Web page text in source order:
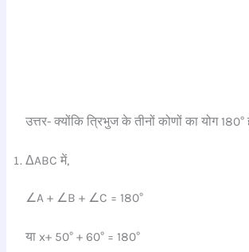
उत्तर- क्योंकि त्रिभुज के तीनों कोणों का योग 180°
ΔABC में,
∠A + ∠B + ∠C = 180°
या x+ 50° + 60° = 180°